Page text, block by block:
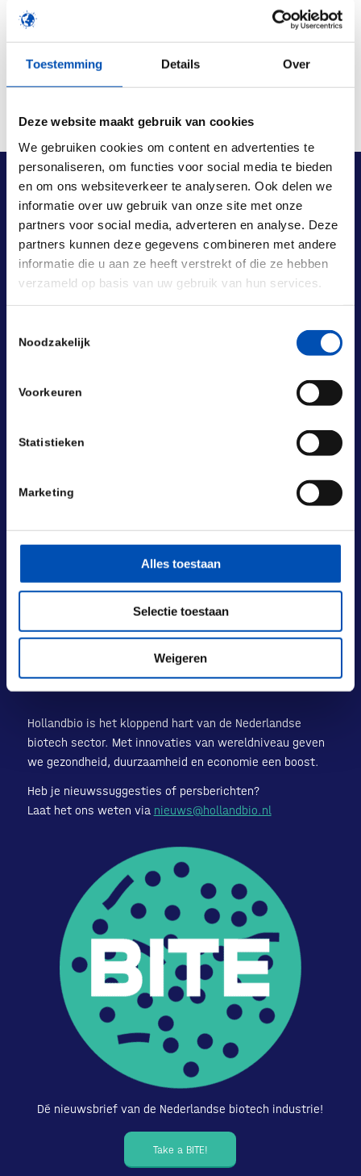
Toestemming Details Over
Deze website maakt gebruik van cookies
We gebruiken cookies om content en advertenties te
personaliseren, om functies voor social media te bieden
en om ons websiteverkeer te analyseren. Ook delen we
informatie over uw gebruik van onze site met onze
partners voor social media, adverteren en analyse. Deze
partners kunnen deze gegevens combineren met andere
informatie die u aan ze heeft verstrekt of die ze hebben
verzameld op basis van uw gebruik van hun services.
Noodzakelijk
Voorkeuren
Statistieken
Marketing
Alles toestaan
Selectie toestaan
Weigeren
Laan van Nieuw Oost-Indië 131-133
Laan van Nieuw Oost-Indië 133 M
info@hollandbio.nl
Hollandbio is het kloppend hart van de Nederlandse
biotech sector. Met innovaties van wereldniveau geven
we gezondheid, duurzaamheid en economie een boost.
Heb je nieuwssuggesties of persberichten?
Laat het ons weten via nieuws@hollandbio.nl
Dé nieuwsbrief van de Nederlandse biotech industrie!
Take a BITE!